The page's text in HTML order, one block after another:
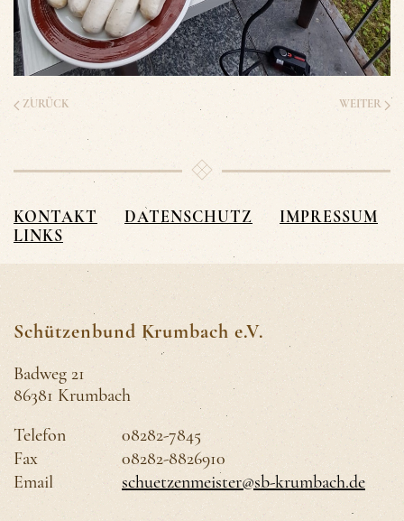
ZURÜCK WEITER
KONTAKT DATENSCHUTZ
IMPRESSUM
LINKS
Schützenbund Krumbach e.V.
Badweg 21
86381 Krumbach
Telefon
08282-7845
Fax
08282-8826910
Email
schuetzenmeister@sb-krumbach.de